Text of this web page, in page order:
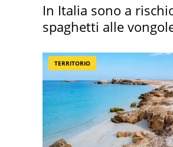
In Italia sono a
spaghetti alle
TERRITORIO